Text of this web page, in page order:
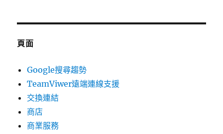
頁面
Google搜尋趨勢
TeamViwer遠端連線支援
交換連結
商店
商業服務